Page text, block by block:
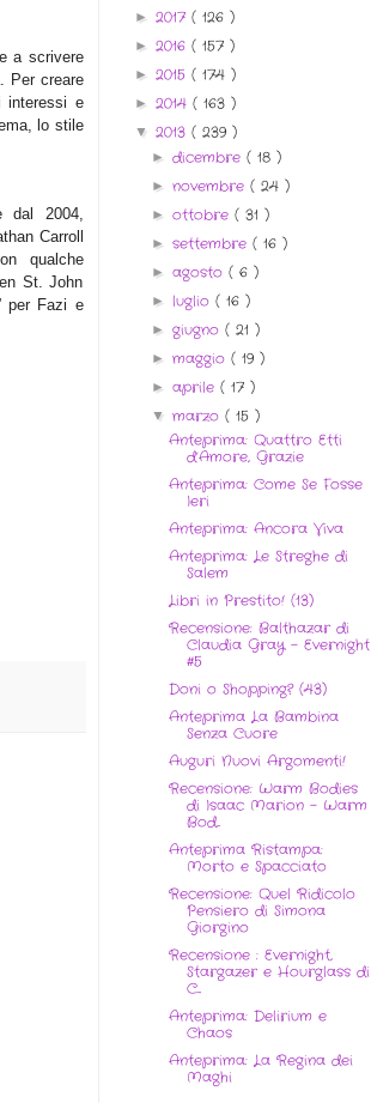
a scrivere
Per creare
interessi e
lo stile
dal 2004,
Carroll
qualche
St. John
per Fazi e
► 2017 ( 126 )
► 2016 ( 157 )
► 2015 ( 174 )
► 2014 ( 163 )
▼ 2013 ( 239 )
► dicembre ( 18 )
► novembre ( 24 )
► ottobre ( 31 )
► settembre ( 16 )
► agosto ( 6 )
► luglio ( 16 )
► giugno ( 21 )
► maggio ( 19 )
► aprile ( 17 )
▼ marzo ( 15 )
Anteprima: Quattro Etti
d’Amore, Grazie
Anteprima: Come Se Fosse
Ieri
Anteprima: Ancora Viva
Anteprima: Le Streghe di
Salem
Libri in Prestito! (13)
Recensione: Balthazar di
Claudia Gray - Evernight
#5
Doni o Shopping? (43)
Anteprima La Bambina
Senza Cuore
Auguri Nuovi Argomenti!
Recensione: Warm Bodies
di Isaac Marion - Warm
Bod...
Anteprima Ristampa:
Morto e Spacciato
Recensione: Quel Ridicolo
Pensiero di Simona
Giorgino
Recensione : Evernight,
Stargazer e Hourglass di
C...
Anteprima: Delirium e
Chaos
Anteprima: La Regina dei
Maghi